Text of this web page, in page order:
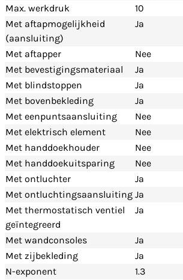
Max. werkdruk
10
Met aftapmogelijkheid
(aansluiting)
Ja
Met aftapper
Nee
Met bevestigingsmateriaal
Ja
Met blindstoppen
Ja
Met bovenbekleding
Ja
Met eenpuntsaansluiting
Nee
Met elektrisch element
Nee
Met handdoekhouder
Nee
Met handdoekuitsparing
Nee
Met ontluchter
Ja
Met ontluchtingsaansluiting Ja
Met thermostatisch ventiel
geïntegreerd
Ja
Met wandconsoles
Ja
Met zijbekleding
Ja
N-exponent
1.3